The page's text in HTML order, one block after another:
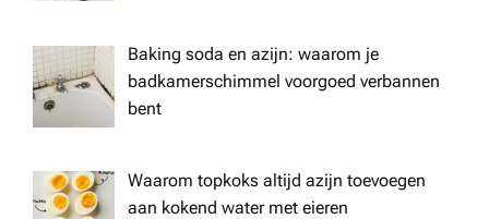
Baking soda en azijn: waarom je
badkamerschimmel voorgoed verbannen
bent
Waarom topkoks altijd azijn toevoegen
aan kokend water met eieren